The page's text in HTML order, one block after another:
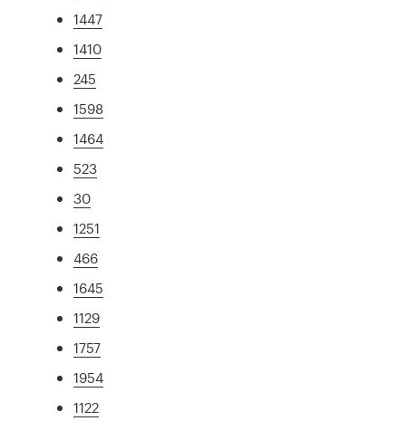
1447
1410
245
1598
1464
523
30
1251
466
1645
1129
1757
1954
1122